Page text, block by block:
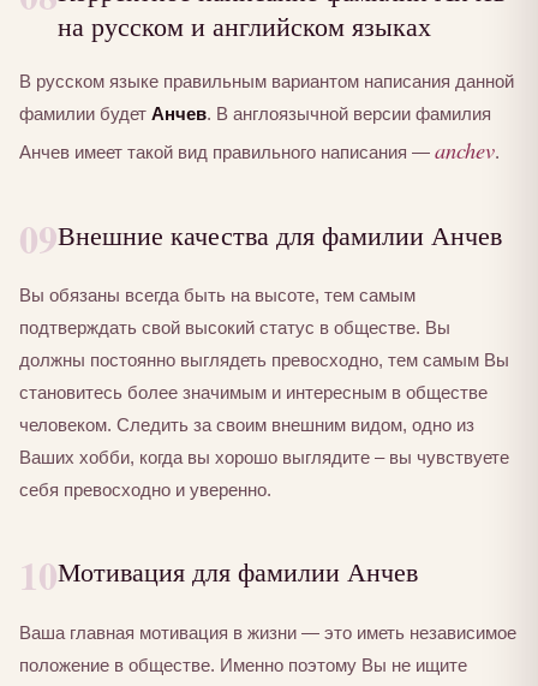
на русском и английском языках
В русском языке правильным вариантом написания данной
фамилии будет Анчев. В англоязычной версии фамилия
Анчев имеет такой вид правильного написания — anchev.
09Внешние качества для фамилии Анчев
Вы обязаны всегда быть на высоте, тем самым
подтверждать свой высокий статус в обществе. Вы
должны постоянно выглядеть превосходно, тем самым Вы
становитесь более значимым и интересным в обществе
человеком. Следить за своим внешним видом, одно из
Ваших хобби, когда вы хорошо выглядите – вы чувствуете
себя превосходно и уверенно.
10Мотивация для фамилии Анчев
Ваша главная мотивация в жизни — это иметь независимое
положение в обществе. Именно поэтому Вы не ищите